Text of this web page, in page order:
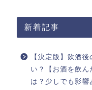
新着記事
【決定版】飲酒
い？【お酒を飲ん
は？少しでも影響